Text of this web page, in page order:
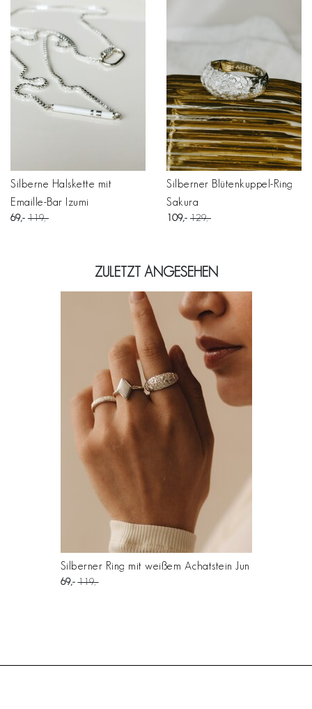
Silberne Halskette mit
Emaille-Bar Izumi
69 119
Silberner Blütenkuppel-Ring
Sakura
109 129
ZULETZT ANGESEHEN
Silberner Ring mit weißem Achatstein Jun
69 119